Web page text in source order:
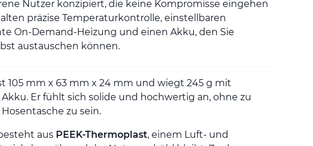
Nutzer konzipiert, die keine Kompromisse eingehen
präzise Temperaturkontrolle, einstellbaren
On-Demand-Heizung und einen Akku, den Sie
austauschen können.
105 mm x 63 mm x 24 mm und wiegt 245 g mit
Er fühlt sich solide und hochwertig an, ohne zu
zu sein.
aus PEEK-Thermoplast, einem Luft- und